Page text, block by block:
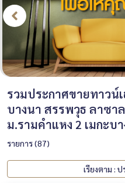
รวมประกาศขายทาวน์
บางนา สรรพวุธ ลาซา
ม.รามคำแหง 2 เมกะบ
รายการ (87)
เรี